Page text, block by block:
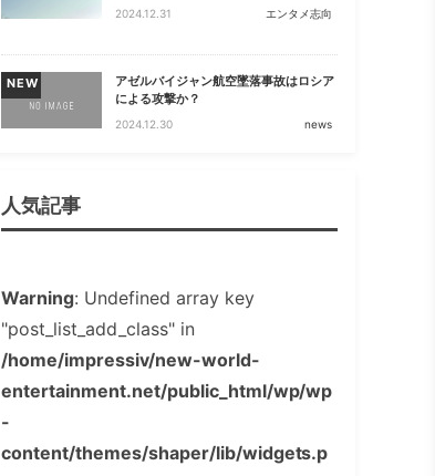
2024.12.31 エンタメ志向
NEW
アゼルバイジャン航空墜落事故はロシア
による攻撃か？
2024.12.30 news
人気記事
Warning: Undefined array key
"post_list_add_class" in
/home/impressiv/new-world-
entertainment.net/public_html/wp/wp
-
content/themes/shaper/lib/widgets.p